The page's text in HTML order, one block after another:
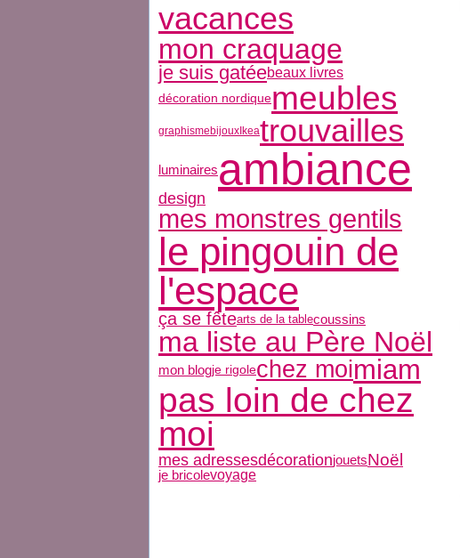
vacances
mon craquage
je suis gatéebeaux livres
décoration nordiquemeubles
graphismebijoux Ikeatrouvailles
luminairesambiance
design
mes monstres gentils
le pingouin de
l'espace
ça se fêtearts de la tablecoussins
ma liste au Père Noël
mon blogje rigolechez moimiam
pas loin de chez
moi
mes adressesdécorationjouetsNoël
je bricolevoyage